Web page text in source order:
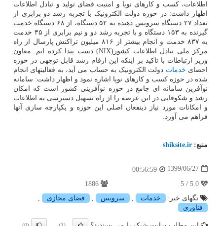
اطلاعات، کسب و کارهای نوپا و امنیت فضای تولید و تبادل اطلاعات
اظهار داشت: در حوزه دولت الکترونیک با تجربه رشد دو برابری از
تعداد ۲۷ دستگاه سرویس دهنده به ۵۲ دستگاه، از ۶۸ دستگاه خدمت
گیرنده به ۱۵۳ دستگاه و با تجربه رشد دو و نیم برابری از ۳۵ خدمت
به ۸۳۷ خدمت و انجام بیشتر از ۸۱۶ میلیون تراکنش پارسال از راه
مرکز ملی تبادل اطلاعات کشور(NIX) دست پیدا کرده ایم. معاون
وزیر ارتباطات با تاکید بر اینکه این ارقام رشد قابل توجهی در حوزه
احصای خدمات دولت الکترونیک به حساب می آید، به فعالیتهای انجام
شده در حوزه کسب و کارهای نوپا اشاره نمود و اظهار داشت: سامانه
نوآفرین سامانه ای جامع در حوزه نوآفرینی کشور است که امکان
رشد و شکوفایی در این عرصه را از راه تسهیل دسترسی به اطلاعات
و امکانات مورد نیاز ذینفعان اصلی این حوزه و یکپارچه سازی آنها
فراهم می آورد.
منبع: shiksite.ir
1399/06/27
00:56:59
تگهای خبر:
خدمات سرویس فضای مجازی
فناوری